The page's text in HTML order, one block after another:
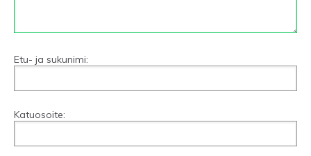
Etu- ja sukunimi:
Katuosoite: